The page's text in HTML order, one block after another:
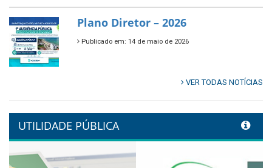
🌿🚤 Semana Mundial do Meio
Ambiente em Tamandaré
alinhamento estratégico do
Conecta+ Tamandaré.